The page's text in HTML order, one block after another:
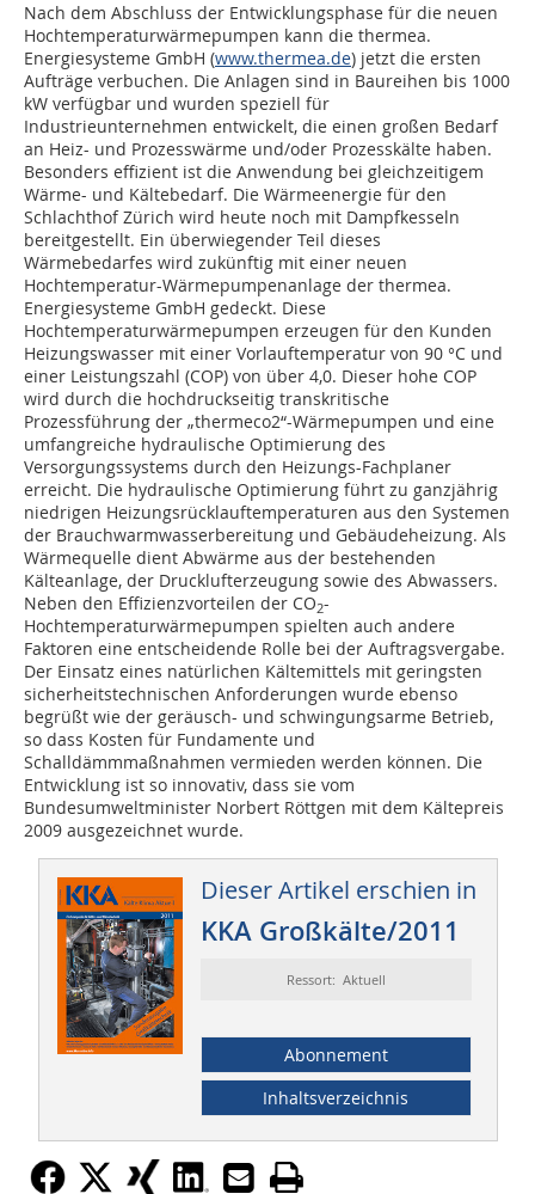
Nach dem Abschluss der Entwicklungsphase für die neuen
Hochtemperaturwärmepumpen kann die thermea.
Energiesysteme GmbH (www.thermea.de) jetzt die ersten
Aufträge verbuchen. Die Anlagen sind in Baureihen bis 1000
kW verfügbar und wurden speziell für
Industrieunternehmen entwickelt, die einen großen Bedarf
an Heiz- und Prozesswärme und/oder Prozesskälte haben.
Besonders effizient ist die Anwendung bei gleichzeitigem
Wärme- und Kältebedarf. Die Wärmeenergie für den
Schlachthof Zürich wird heute noch mit Dampfkesseln
bereitgestellt. Ein überwiegender Teil dieses
Wärmebedarfes wird zukünftig mit einer neuen
Hochtemperatur-Wärmepumpenanlage der thermea.
Energiesysteme GmbH gedeckt. Diese
Hochtemperaturwärmepumpen erzeugen für den Kunden
Heizungswasser mit einer Vorlauftemperatur von 90 °C und
einer Leistungszahl (COP) von über 4,0. Dieser hohe COP
wird durch die hochdruckseitig transkritische
Prozessführung der „thermeco2“-Wärmepumpen und eine
umfangreiche hydraulische Optimierung des
Versorgungssystems durch den Heizungs-Fachplaner
erreicht. Die hydraulische Optimierung führt zu ganzjährig
niedrigen Heizungsrücklauftemperaturen aus den Systemen
der Brauchwarmwasserbereitung und Gebäudeheizung. Als
Wärmequelle dient Abwärme aus der bestehenden
Kälteanlage, der Drucklufterzeugung sowie des Abwassers.
Neben den Effizienzvorteilen der CO2-
Hochtemperaturwärmepumpen spielten auch andere
Faktoren eine entscheidende Rolle bei der Auftragsvergabe.
Der Einsatz eines natürlichen Kältemittels mit geringsten
sicherheitstechnischen Anforderungen wurde ebenso
begrüßt wie der geräusch- und schwingungsarme Betrieb,
so dass Kosten für Fundamente und
Schalldämmmaßnahmen vermieden werden können. Die
Entwicklung ist so innovativ, dass sie vom
Bundesumweltminister Norbert Röttgen mit dem Kältepreis
2009 ausgezeichnet wurde.
Dieser Artikel erschien in
KKA Großkälte/2011
Ressort: Aktuell
Abonnement
Inhaltsverzeichnis